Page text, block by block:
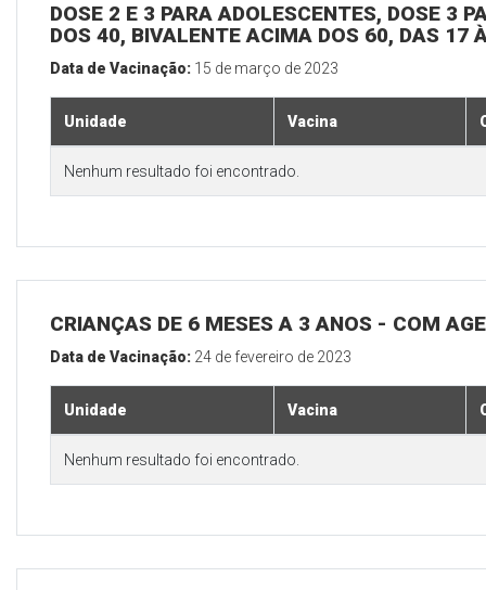
DOSE 2 E 3 PARA ADOLESCENTES, DOSE 3
DOS 40, BIVALENTE ACIMA DOS 60, DAS 17
Data de Vacinação: 15 de março de 2023
Unidade Vacina
Nenhum resultado foi encontrado.
CRIANÇAS DE 6 MESES A 3 ANOS - COM
Data de Vacinação: 24 de fevereiro de 2023
Unidade Vacina
Nenhum resultado foi encontrado.